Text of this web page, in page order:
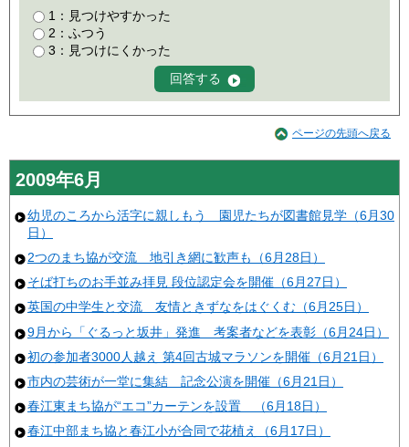
1：見つけやすかった
2：ふつう
3：見つけにくかった
ページの先頭へ戻る
2009年6月
幼児のころから活字に親しもう 園児たちが図書館見学（6月30
日）
2つのまち協が交流 地引き網に歓声も（6月28日）
そば打ちのお手並み拝見 段位認定会を開催（6月27日）
英国の中学生と交流 友情ときずなをはぐくむ（6月25日）
9月から「ぐるっと坂井」発進 考案者などを表彰（6月24日）
初の参加者3000人越え 第4回古城マラソンを開催（6月21日）
市内の芸術が一堂に集結 記念公演を開催（6月21日）
春江東まち協が“エコ”カーテンを設置 （6月18日）
春江中部まち協と春江小が合同で花植え（6月17日）